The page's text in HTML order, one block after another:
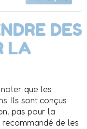
DES
LA
que les
Ils sont conçus
pas pour la
de les